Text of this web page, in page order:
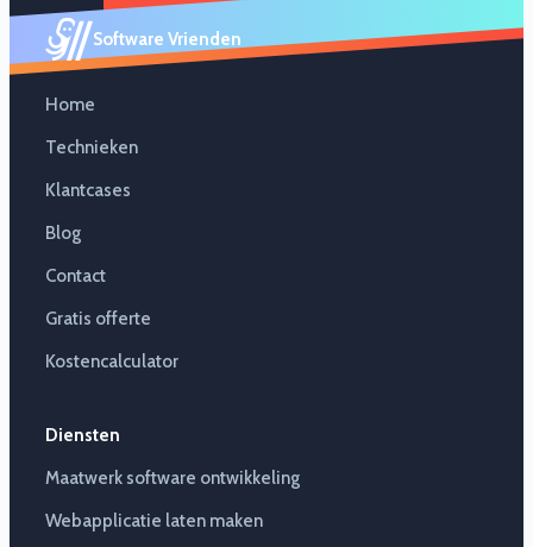
Software Vrienden
Home
Technieken
Klantcases
Blog
Contact
Gratis offerte
Kostencalculator
Diensten
Maatwerk software ontwikkeling
Webapplicatie laten maken